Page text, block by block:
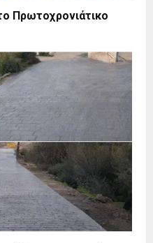
Πρωτοχρονιάτικο